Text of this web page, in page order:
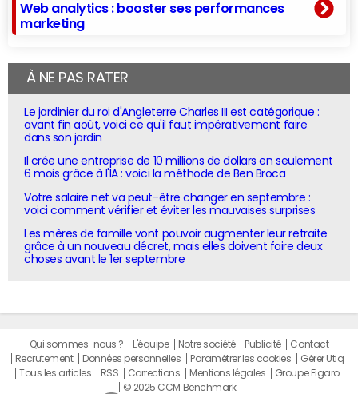
Web analytics : booster ses performances
marketing
À NE PAS RATER
Le jardinier du roi d'Angleterre Charles III est catégorique :
avant fin août, voici ce qu'il faut impérativement faire
dans son jardin
Il crée une entreprise de 10 millions de dollars en seulement
6 mois grâce à l'IA : voici la méthode de Ben Broca
Votre salaire net va peut-être changer en septembre :
voici comment vérifier et éviter les mauvaises surprises
Les mères de famille vont pouvoir augmenter leur retraite
grâce à un nouveau décret, mais elles doivent faire deux
choses avant le 1er septembre
Qui sommes-nous ? L'équipe Notre société Publicité
Contact
Recrutement
Données personnelles Paramétrer les cookies
Gérer Utiq
Tous les articles
RSS Corrections Mentions légales
Groupe Figaro
© 2025 CCM Benchmark